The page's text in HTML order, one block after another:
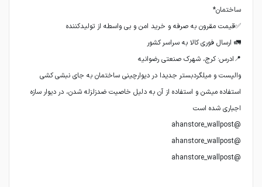
والپست و میلگردبستر جدیدا در دیوارچینی ساختمان به جای نبشی کشی
استفاده میشن و استفاده از آن به دلیل خاصیت ضدزلزله شدن، در دیوار سازه
@ahanstore_wallpost